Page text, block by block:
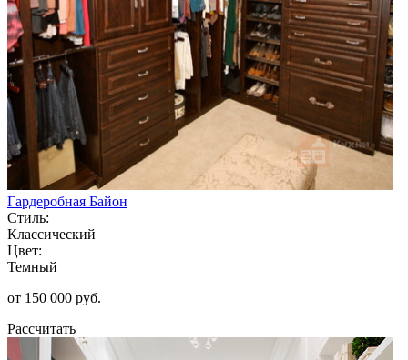
Гардеробная Байон
Стиль:
Классический
Цвет:
Темный
от 150 000 руб.
Рассчитать